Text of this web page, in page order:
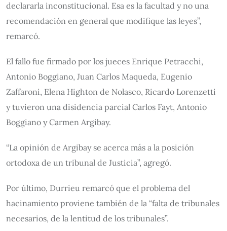
declararla inconstitucional. Esa es la facultad y no una
recomendación en general que modifique las leyes”,
remarcó.
El fallo fue firmado por los jueces Enrique Petracchi,
Antonio Boggiano, Juan Carlos Maqueda, Eugenio
Zaffaroni, Elena Highton de Nolasco, Ricardo Lorenzetti
y tuvieron una disidencia parcial Carlos Fayt, Antonio
Boggiano y Carmen Argibay.
“La opinión de Argibay se acerca más a la posición
ortodoxa de un tribunal de Justicia”, agregó.
Por último, Durrieu remarcó que el problema del
hacinamiento proviene también de la “falta de tribunales
necesarios, de la lentitud de los tribunales”.